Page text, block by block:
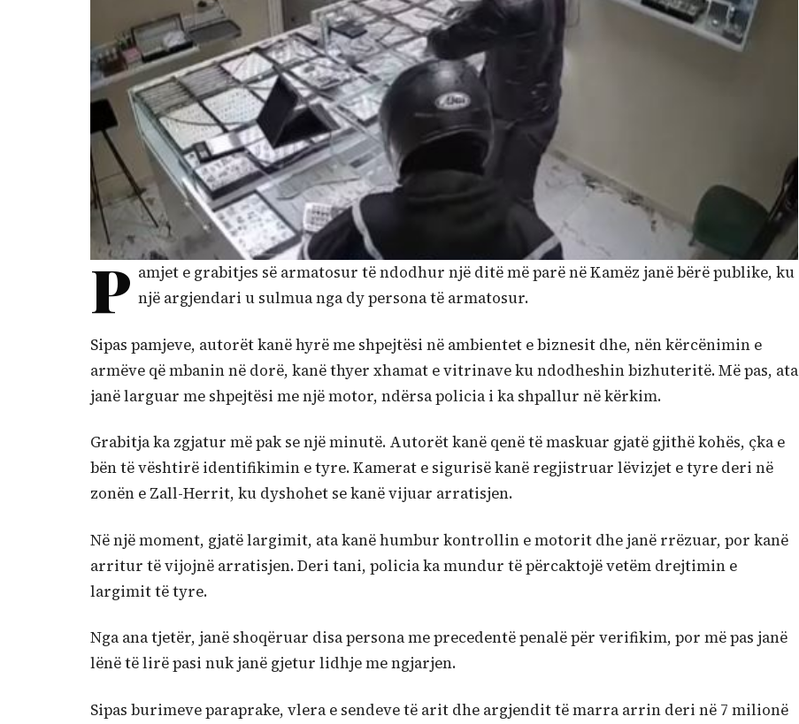
P amjet e grabitjes së armatosur të ndodhur një ditë më parë në Kamëz janë bërë publike, ku
një argjendari u sulmua nga dy persona të armatosur.
Sipas pamjeve, autorët kanë hyrë me shpejtësi në ambientet e biznesit dhe, nën kërcënimin e
armëve që mbanin në dorë, kanë thyer xhamat e vitrinave ku ndodheshin bizhuteritë. Më pas, ata
janë larguar me shpejtësi me një motor, ndërsa policia i ka shpallur në kërkim.
Grabitja ka zgjatur më pak se një minutë. Autorët kanë qenë të maskuar gjatë gjithë kohës, çka e
bën të vështirë identifikimin e tyre. Kamerat e sigurisë kanë regjistruar lëvizjet e tyre deri në
zonën e Zall-Herrit, ku dyshohet se kanë vijuar arratisjen.
Në një moment, gjatë largimit, ata kanë humbur kontrollin e motorit dhe janë rrëzuar, por kanë
arritur të vijojnë arratisjen. Deri tani, policia ka mundur të përcaktojë vetëm drejtimin e
largimit të tyre.
Nga ana tjetër, janë shoqëruar disa persona me precedentë penalë për verifikim, por më pas janë
lënë të lirë pasi nuk janë gjetur lidhje me ngjarjen.
Sipas burimeve paraprake, vlera e sendeve të arit dhe argjendit të marra arrin deri në 7 milionë